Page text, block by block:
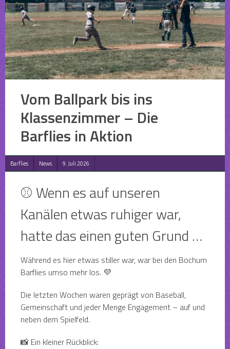
Vom Ballpark bis ins
Klassenzimmer – Die
Barflies in Aktion
Barflies News 9. Juli 2026
⚾ Wenn es auf unseren
Kanälen etwas ruhiger war,
hatte das einen guten Grund …
Während es hier etwas stiller war, war bei den Bochum
Barflies umso mehr los. 💜
Die letzten Wochen waren geprägt von Baseball,
Gemeinschaft und jeder Menge Engagement – auf und
neben dem Spielfeld.
📸 Ein kleiner Rückblick: